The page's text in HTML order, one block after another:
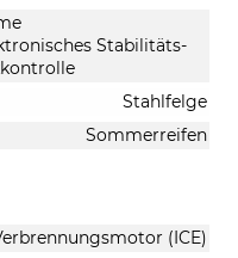
Stabilitäts-
Stahlfelge
Sommerreifen
(ICE)